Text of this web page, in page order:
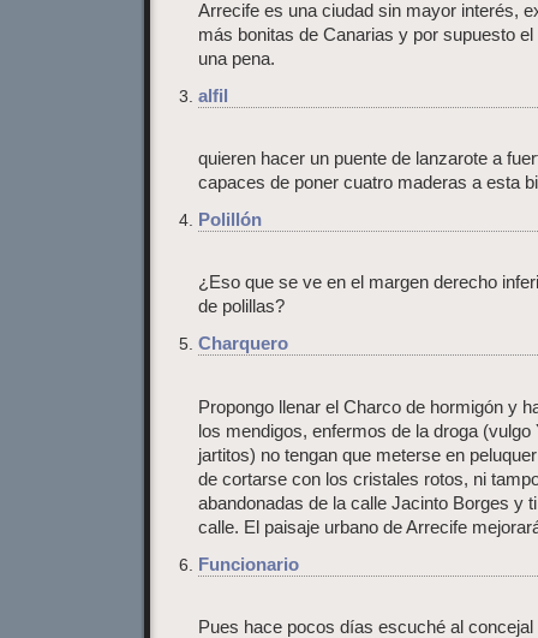
Arrecife es una ciudad sin mayor interés,
más bonitas de Canarias y por supuesto
una pena.
alfil
quieren hacer un puente de lanzarote a
capaces de poner cuatro maderas a esta
Polillón
¿Eso que se ve en el margen derecho
de polillas?
Charquero
Propongo llenar el Charco de hormigón y
los mendigos, enfermos de la droga
jartitos) no tengan que meterse en
de cortarse con los cristales rotos, ni
abandonadas de la calle Jacinto Borges y
calle. El paisaje urbano de Arrecife
Funcionario
Pues hace pocos días escuché al